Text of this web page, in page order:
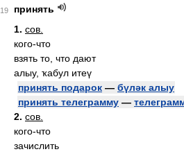
19
принять
1. сов.
кого-что
взять то, что дают
алыу, ҡабул итеү
принять подарок — бүләк алыу
принять телеграмму —
2. сов.
кого-что
зачислить